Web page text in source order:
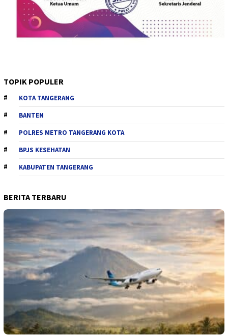
TOPIK POPULER
KOTA TANGERANG
BANTEN
POLRES METRO TANGERANG KOTA
BPJS KESEHATAN
KABUPATEN TANGERANG
BERITA TERBARU